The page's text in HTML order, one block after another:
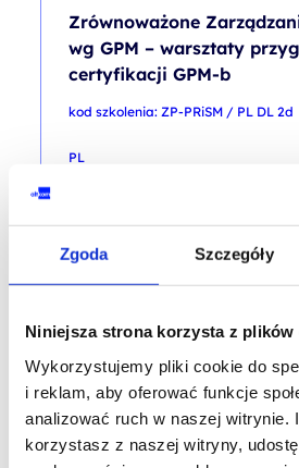
Zgoda Szczegóły
Niniejsza strona korzysta z plików
Wykorzystujemy pliki cookie do
i reklam, aby oferować funkcje
analizować ruch w naszej witrynie.
korzystasz z naszej witryny,
Zrównoważone
wg GPM – warsztaty
certyfikacji GPM-b
kod szkolenia: ZP-PRiSM / PL DL 2d
PL
+ 23% VAT (2 952,00PLNbrutto)
ZWINNE PROJEKTY W
Zwinne przedsiębiorstwo